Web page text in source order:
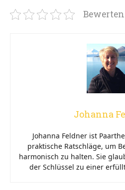
Johanna
Johanna Feldner ist
praktische Ratschläge, um
harmonisch zu halten. Sie
der Schlüssel zu einer